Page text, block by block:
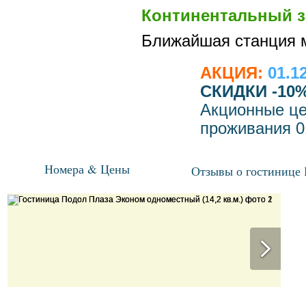
Континентальный
Ближайшая станция
АКЦИЯ:
СКИДКИ -
Акционные
проживания
Номера & Цены Отзывы о гостинице